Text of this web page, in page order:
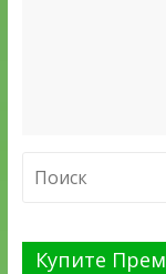
Купите